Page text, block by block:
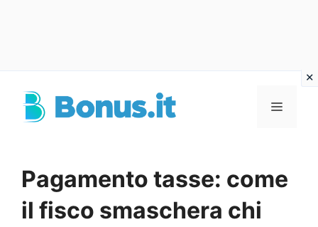
Menu
Pagamento tasse: come
il fisco smaschera chi